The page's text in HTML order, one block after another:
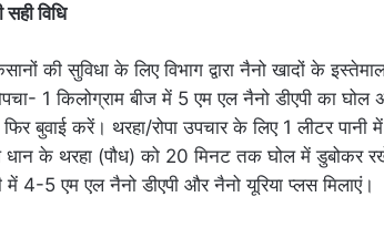
विधि
की सुविधा के लिए विभाग द्वारा नैनो खादों के
1 किलोग्राम बीज में 5 एम एल नैनो डीएपी का
बुवाई करें। थरहा/रोपा उपचार के लिए 1 लीटर पानी
धान के थरहा (पौध) को 20 मिनट तक घोल में
में 4-5 एम एल नैनो डीएपी और नैनो यूरिया प्लस मिलाएं।